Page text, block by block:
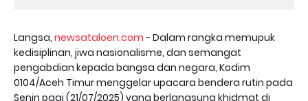
Langsa, newsataloen.com - Dalam rangka memupuk
kedisiplinan, jiwa nasionalisme, dan semangat
pengabdian kepada bangsa dan negara, Kodim
0104/Aceh Timur menggelar upacara bendera rutin pada
Senin pagi (21/07/2025) yang berlangsung khidmat di